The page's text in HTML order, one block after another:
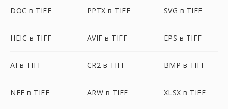
DOC в TIFF PPTX в TIFF SVG в TIFF
HEIC в TIFF AVIF в TIFF EPS в TIFF
AI в TIFF CR2 в TIFF BMP в TIFF
NEF в TIFF ARW в TIFF XLSX в TIFF